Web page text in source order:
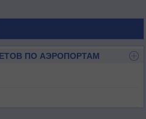
ПО АЭРОПОРТАМ